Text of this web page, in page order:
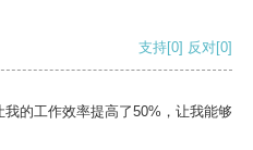
支持[0] 反对[0]
的工作效率提高了50%，让我能够